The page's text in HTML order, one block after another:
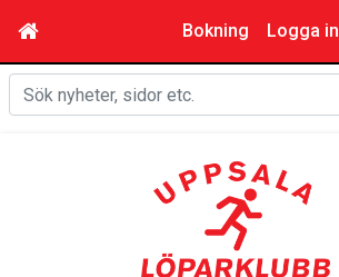
Bokning Logga in